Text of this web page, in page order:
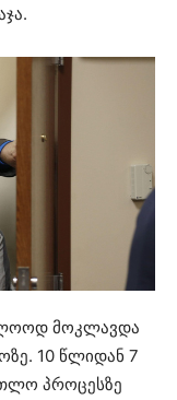
მოკლავდა
10 წლიდან 7
პროცესზე